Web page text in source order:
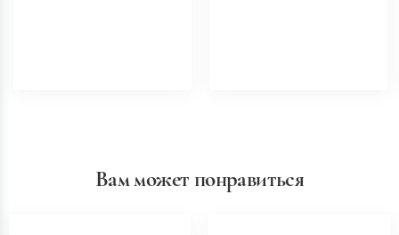
Вам может понравиться